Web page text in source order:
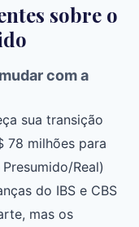
sobre o
com a
sua transição
78 milhões para
Real)
do IBS e CBS
mas os